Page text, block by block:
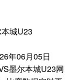
城U23
年06月05日
墨尔本城U23网